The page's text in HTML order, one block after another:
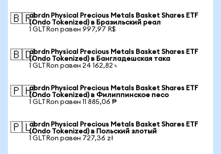
🇧🇷abrdn Physical Precious Metals Basket Shares ETF
(Ondo Tokenized) в Бразильский реал
1 GLTRon равен 997,97 R$
🇧🇩abrdn Physical Precious Metals Basket Shares ETF
(Ondo Tokenized) в Бангладешская така
1 GLTRon равен 24 162,82 ৳
🇵🇭abrdn Physical Precious Metals Basket Shares ETF
(Ondo Tokenized) в Филиппинское песо
1 GLTRon равен 11 885,06 ₱
🇵🇱abrdn Physical Precious Metals Basket Shares ETF
(Ondo Tokenized) в Польский злотый
1 GLTRon равен 727,36 zł